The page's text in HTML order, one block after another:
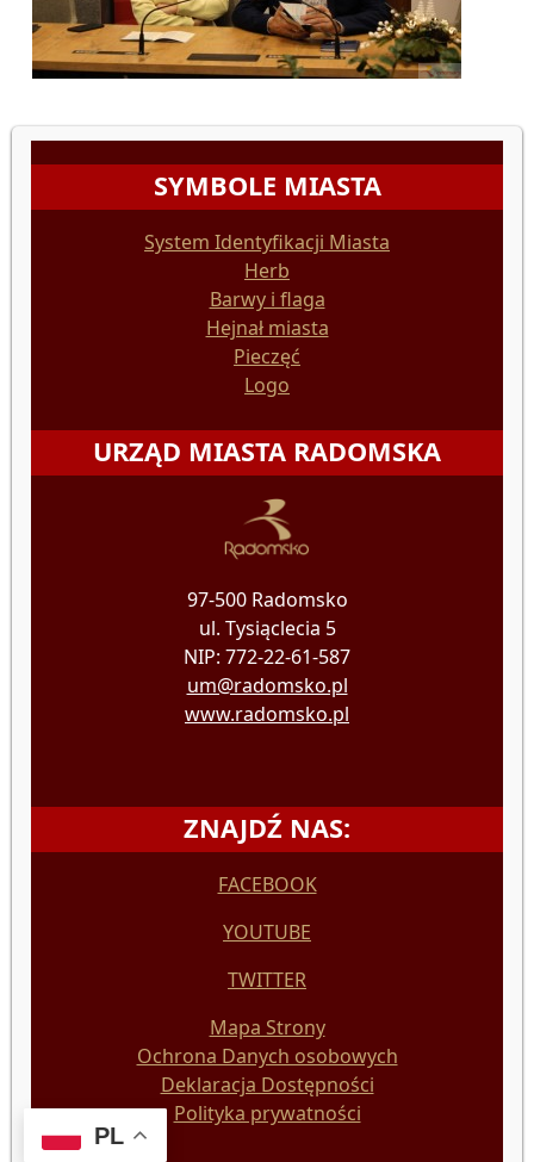
SYMBOLE MIASTA
System Identyfikacji Miasta
Herb
Barwy i flaga
Hejnał miasta
Pieczęć
Logo
URZĄD MIASTA RADOMSKA
97-500 Radomsko
ul. Tysiąclecia 5
NIP: 772-22-61-587
um@radomsko.pl
www.radomsko.pl
ZNAJDŹ NAS:
FACEBOOK
YOUTUBE
TWITTER
Mapa Strony
Ochrona Danych osobowych
Deklaracja Dostępności
Polityka prywatności
PL